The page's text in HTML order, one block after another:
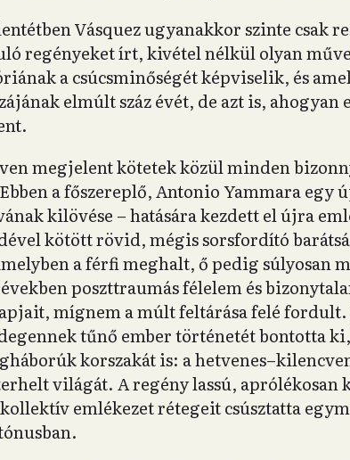
Vásquez ugyanakkor szinte csak
regényeket írt, kivétel nélkül olyan
a csúcsminőségét képviselik, és
elmúlt száz évét, de azt is, ahogyan
megjelent kötetek közül minden
a főszereplő, Antonio Yammara egy
kilövése – hatására kezdett el újra
kötött rövid, mégis sorsfordító
a férfi meghalt, ő pedig súlyosan
poszttraumás félelem és
mígnem a múlt feltárása felé fordult.
tűnő ember történetét bontotta
korszakát is: a
világát. A regény lassú,
kollektív emlékezet rétegeit csúsztatta